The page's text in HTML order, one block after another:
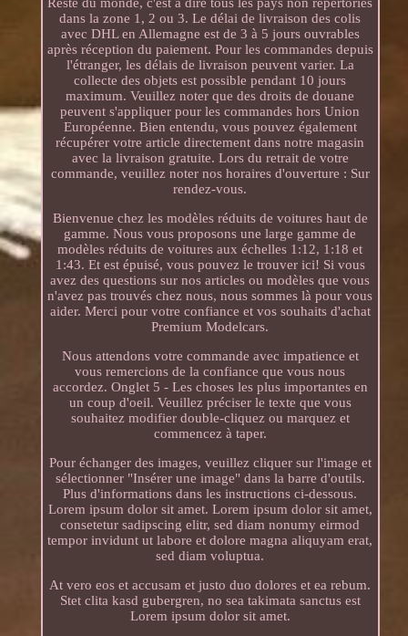
dans la zone 1, 2 ou 3. Le délai de livraison des colis
avec DHL en Allemagne est de 3 à 5 jours ouvrables
après réception du paiement. Pour les commandes depuis
l'étranger, les délais de livraison peuvent varier. La
collecte des objets est possible pendant 10 jours
maximum. Veuillez noter que des droits de douane
peuvent s'appliquer pour les commandes hors Union
Européenne. Bien entendu, vous pouvez également
récupérer votre article directement dans notre magasin
avec la livraison gratuite. Lors du retrait de votre
commande, veuillez noter nos horaires d'ouverture : Sur
rendez-vous.
Bienvenue chez les modèles réduits de voitures haut de
gamme. Nous vous proposons une large gamme de
modèles réduits de voitures aux échelles 1:12, 1:18 et
1:43. Et est épuisé, vous pouvez le trouver ici! Si vous
avez des questions sur nos articles ou modèles que vous
n'avez pas trouvés chez nous, nous sommes là pour vous
aider. Merci pour votre confiance et vos souhaits d'achat
Premium Modelcars.
Nous attendons votre commande avec impatience et
vous remercions de la confiance que vous nous
accordez. Onglet 5 - Les choses les plus importantes en
un coup d'oeil. Veuillez préciser le texte que vous
souhaitez modifier double-cliquez ou marquez et
commencez à taper.
Pour échanger des images, veuillez cliquer sur l'image et
sélectionner "Insérer une image" dans la barre d'outils.
Plus d'informations dans les instructions ci-dessous.
Lorem ipsum dolor sit amet. Lorem ipsum dolor sit amet,
consetetur sadipscing elitr, sed diam nonumy eirmod
tempor invidunt ut labore et dolore magna aliquyam erat,
sed diam voluptua.
At vero eos et accusam et justo duo dolores et ea rebum.
Stet clita kasd gubergren, no sea takimata sanctus est
Lorem ipsum dolor sit amet.